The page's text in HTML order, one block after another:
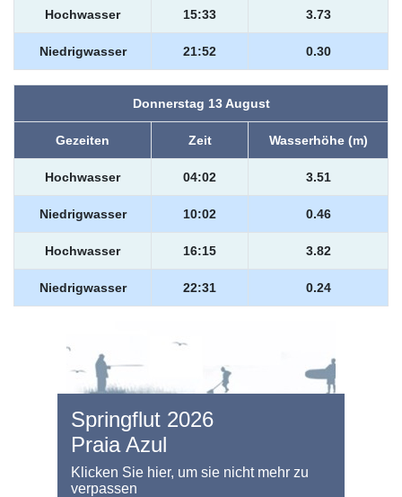
Hochwasser 15:33 3.73
Niedrigwasser 21:52 0.30
Donnerstag 13 August
Gezeiten Zeit Wasserhöhe (m)
Hochwasser 04:02 3.51
Niedrigwasser 10:02 0.46
Hochwasser 16:15 3.82
Niedrigwasser 22:31 0.24
Springflut 2026
Praia Azul
Klicken Sie hier, um sie nicht mehr zu
verpassen